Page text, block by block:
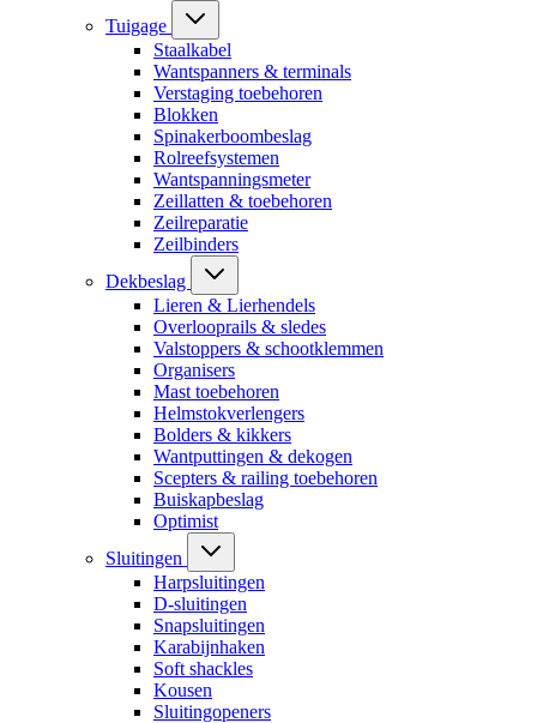
Tuigage
Staalkabel
Wantspanners & terminals
Verstaging toebehoren
Blokken
Spinakerboombeslag
Rolreefsystemen
Wantspanningsmeter
Zeillatten & toebehoren
Zeilreparatie
Zeilbinders
Dekbeslag
Lieren & Lierhendels
Overlooprails & sledes
Valstoppers & schootklemmen
Organisers
Mast toebehoren
Helmstokverlengers
Bolders & kikkers
Wantputtingen & dekogen
Scepters & railing toebehoren
Buiskapbeslag
Optimist
Sluitingen
Harpsluitingen
D-sluitingen
Snapsluitingen
Karabijnhaken
Soft shackles
Kousen
Sluitingopeners